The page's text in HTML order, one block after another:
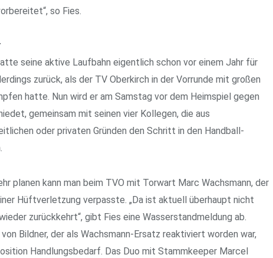
so Fies.
seine aktive Laufbahn eigentlich schon vor einem Jahr für
zurück, als der TV Oberkirch in der Vorrunde mit großen
hatte. Nun wird er am Samstag vor dem Heimspiel gegen
gemeinsam mit seinen vier Kollegen, die aus
oder privaten Gründen den Schritt in den Handball-
planen kann man beim TVO mit Torwart Marc Wachsmann, der
Hüftverletzung verpasste. „Da ist aktuell überhaupt nicht
zurückkehrt“, gibt Fies eine Wasserstandmeldung ab.
Bildner, der als Wachsmann-Ersatz reaktiviert worden war,
Handlungsbedarf. Das Duo mit Stammkeeper Marcel